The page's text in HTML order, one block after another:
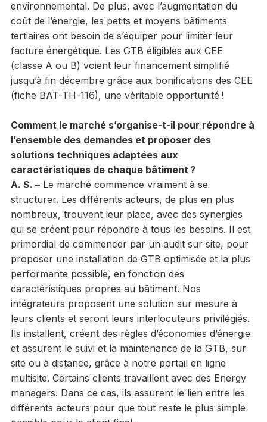
environnemental. De plus, avec l’augmentation du
coût de l’énergie, les petits et moyens bâtiments
tertiaires ont besoin de s’équiper pour limiter leur
facture énergétique. Les GTB éligibles aux CEE
(classe A ou B) voient leur financement simplifié
jusqu’à fin décembre grâce aux bonifications des CEE
(fiche BAT-TH-116), une véritable opportunité !
Comment le marché s’organise-t-il pour répondre à
l’ensemble des demandes et proposer des
solutions techniques adaptées aux
caractéristiques de chaque bâtiment ?
A. S. –Le marché commence vraiment à se
structurer. Les différents acteurs, de plus en plus
nombreux, trouvent leur place, avec des synergies
qui se créent pour répondre à tous les besoins. Il est
primordial de commencer par un audit sur site, pour
proposer une installation de GTB optimisée et la plus
performante possible, en fonction des
caractéristiques propres au bâtiment. Nos
intégrateurs proposent une solution sur mesure à
leurs clients et seront leurs interlocuteurs privilégiés.
Ils installent, créent des règles d’économies d’énergie
et assurent le suivi et la maintenance de la GTB, sur
site ou à distance, grâce à notre portail en ligne
multisite. Certains clients travaillent avec des Energy
managers. Dans ce cas, ils assurent le lien entre les
différents acteurs pour que tout reste le plus simple